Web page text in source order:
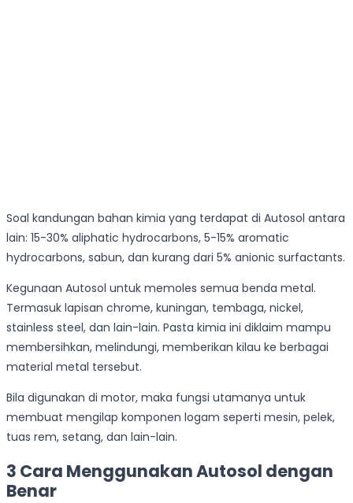
Soal kandungan bahan kimia yang terdapat di Autosol antara
lain: 15-30% aliphatic hydrocarbons, 5-15% aromatic
hydrocarbons, sabun, dan kurang dari 5% anionic surfactants.
Kegunaan Autosol untuk memoles semua benda metal.
Termasuk lapisan chrome, kuningan, tembaga, nickel,
stainless steel, dan lain-lain. Pasta kimia ini diklaim mampu
membersihkan, melindungi, memberikan kilau ke berbagai
material metal tersebut.
Bila digunakan di motor, maka fungsi utamanya untuk
membuat mengilap komponen logam seperti mesin, pelek,
tuas rem, setang, dan lain-lain.
3 Cara Menggunakan Autosol dengan
Benar